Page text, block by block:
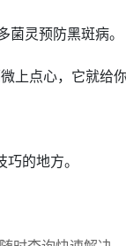
菌灵预防黑斑病。
上点心，它就给
的地方。